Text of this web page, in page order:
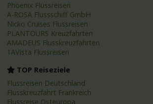
Phoenix Flussreisen
A-ROSA Flussschiff GmbH
Nicko Cruises Flussreisen
PLANTOURS Kreuzfahrten
AMADEUS Flusskreuzfahrten
1AVista Flussreisen
TOP Reiseziele
Flussreisen Deutschland
Flusskreuzfahrt Frankreich
Flussreise Osteuropa